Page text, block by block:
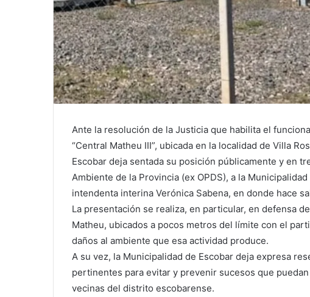
Ante la resolución de la Justicia que habilita el
“Central Matheu III”, ubicada en la localidad de Villa
Escobar deja sentada su posición públicamente y en
Ambiente de la Provincia (ex OPDS), a la
intendenta interina Verónica Sabena, en donde hace
La presentación se realiza, en particular, en defensa
Matheu, ubicados a pocos metros del límite con el
daños al ambiente que esa actividad produce.
A su vez, la Municipalidad de Escobar deja expresa
pertinentes para evitar y prevenir sucesos que
vecinas del distrito escobarense.